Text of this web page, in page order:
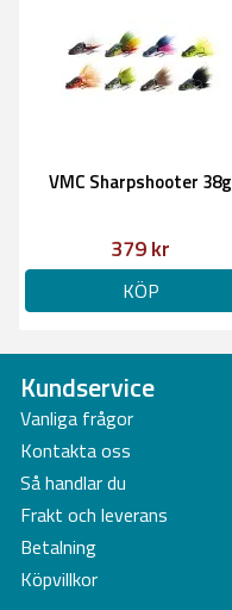
VMC Sharpshooter 38g
379 kr
KÖP
Kundservice
Vanliga frågor
Kontakta oss
Så handlar du
Frakt och leverans
Betalning
Köpvillkor